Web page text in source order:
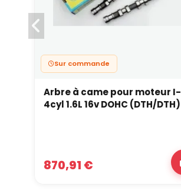
Sur commande
Arbre à came pour moteur I-
4cyl 1.6L 16v DOHC (DTH/DTH)
870,91 €